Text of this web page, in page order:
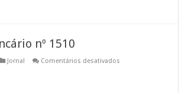
nº 1510
Jornal Comentários desativados